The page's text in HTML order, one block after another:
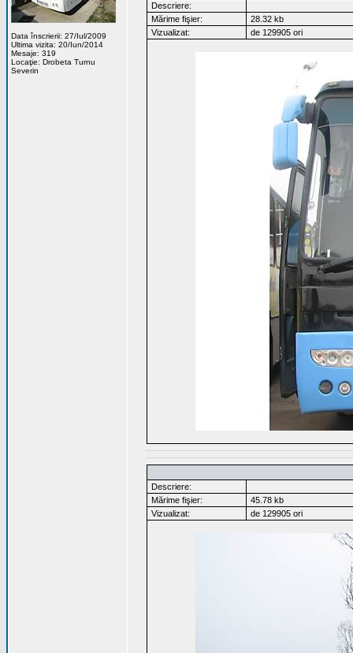
Data înscrierii: 27/Iul/2009
Ultima vizita: 20/Iun/2014
Mesaje: 319
Locaţie: Drobeta Turnu
Severin
Descriere:
Mărime fişier:
28.32 kb
Vizualizat:
de 129905 ori
Descriere:
Mărime fişier:
45.78 kb
Vizualizat:
de 129905 ori